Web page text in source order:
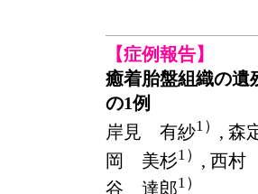
【症例報告】
癒着胎盤組織の遺
の1例
岸見 有紗1） , 森
岡 美杉1） , 西
谷 達郎1）